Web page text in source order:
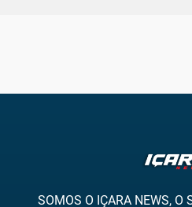
SOMOS O IÇARA NEWS, O